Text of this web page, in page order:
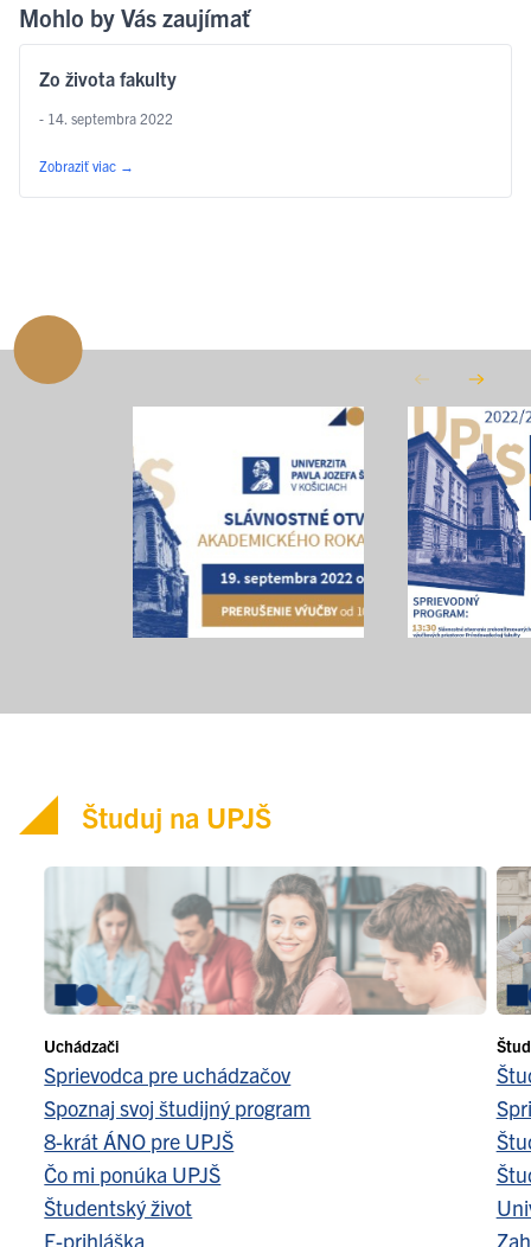
Mohlo by Vás zaujímať
Zo života fakulty
- 14. septembra 2022
Zobraziť viac →
Študuj na UPJŠ
Uchádzači
Sprievodca pre uchádzačov
Spoznaj svoj študijný program
8-krát ÁNO pre UPJŠ
Čo mi ponúka UPJŠ
Študentský život
E-prihláška